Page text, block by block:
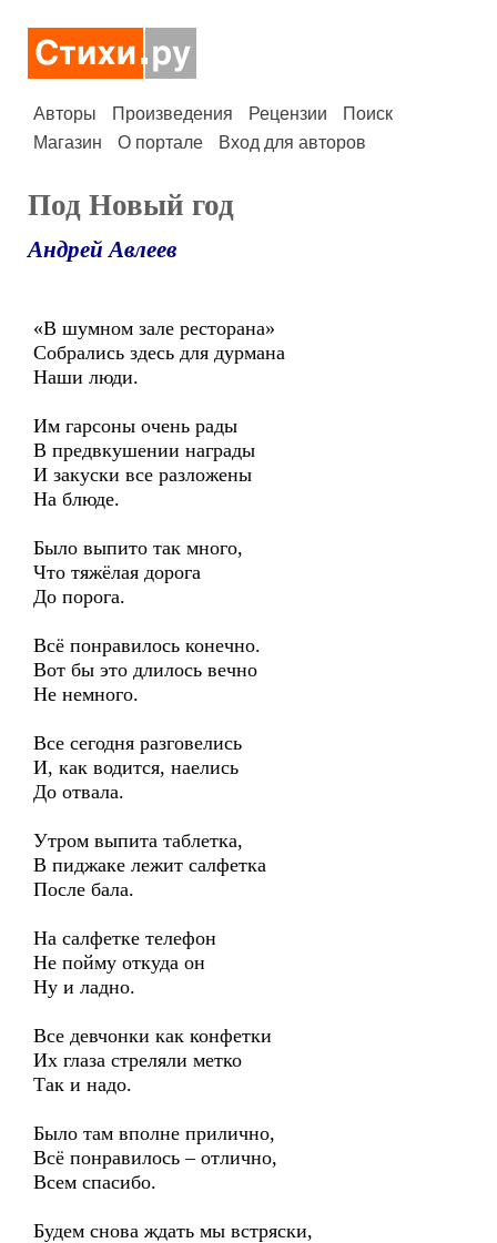
Авторы Произведения Рецензии
Поиск
Магазин
О портале Вход для авторов
Под Новый год
Андрей Авлеев
«В шумном зале ресторана»
Собрались здесь для дурмана
Наши люди.
Им гарсоны очень рады
В предвкушении награды
И закуски все разложены
На блюде.
Было выпито так много,
Что тяжёлая дорога
До порога.
Всё понравилось конечно.
Вот бы это длилось вечно
Не немного.
Все сегодня разговелись
И, как водится, наелись
До отвала.
Утром выпита таблетка,
В пиджаке лежит салфетка
После бала.
На салфетке телефон
Не пойму откуда он
Ну и ладно.
Все девчонки как конфетки
Их глаза стреляли метко
Так и надо.
Было там вполне прилично,
Всё понравилось – отлично,
Всем спасибо.
Будем снова ждать мы встряски,